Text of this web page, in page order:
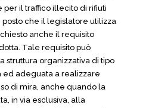
per il traffico illecito di rifiuti
che il legislatore utilizza
anche il requisito
Tale requisito può
struttura organizzativa di tipo
adeguata a realizzare
di mira, anche quando la
in via esclusiva, alla